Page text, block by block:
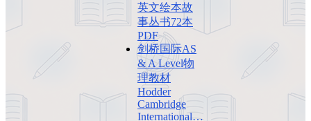
英文绘本故
事丛书72本
PDF
剑桥国际AS
& A Level物
理教材
Hodder
Cambridge
International…